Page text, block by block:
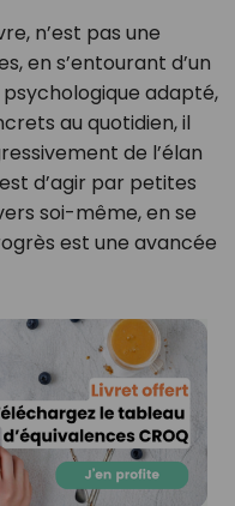
n’est pas une
en s’entourant d’un
adapté,
au quotidien, il
de l’élan
d’agir par petites
soi-même, en se
est une avancée